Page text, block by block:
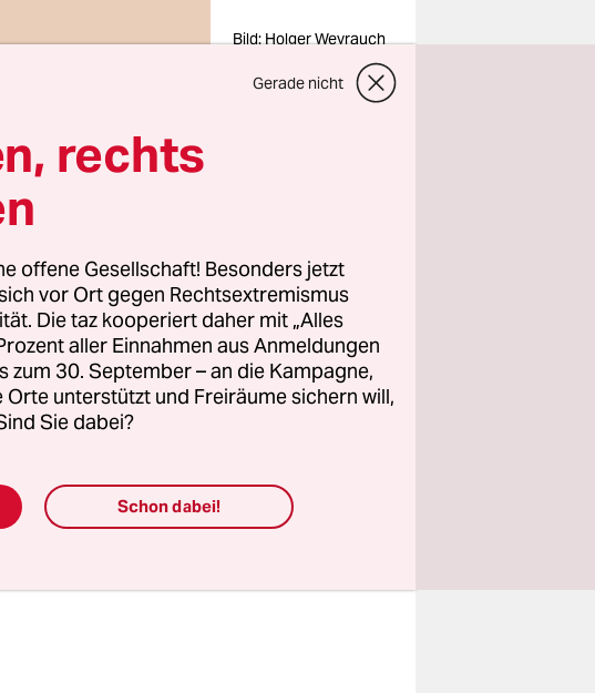
Bild: Holger Weyrauch
Parolin,
gehört
Sie offenbar das
Bewerbung
eins: Papst
ist diese
Gerade nicht
rechts
offene Gesellschaft! Besonders jetzt
vor Ort gegen Rechtsextremismus
Die taz kooperiert daher mit „Alles
aller Einnahmen aus Anmeldungen
zum 30. September – an die Kampagne,
unterstützt und Freiräume sichern will,
Sie dabei?
Schon dabei!